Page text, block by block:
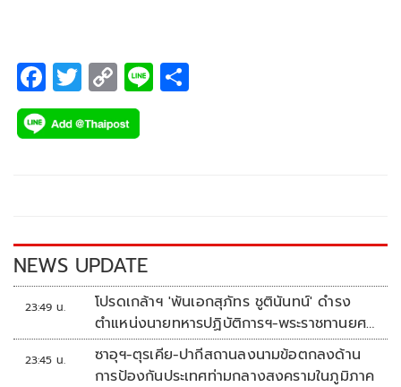
F
ac
e
k
T
wi
tt
C
o
p
k
Li
NEWS UPDATE
23:49 น.
โปรดเกล้าฯ 'พันเอกสุภัทร ชูตินันทน์' ดำรง
ตำแหน่งนายทหารปฏิบัติการฯ-พระราชทานยศ
'พลตรี'
23:45 น.
ซาอุฯ-ตุรเคีย-ปากีสถานลงนามข้อตกลงด้าน
การป้องกันประเทศท่ามกลางสงครามในภูมิภาค